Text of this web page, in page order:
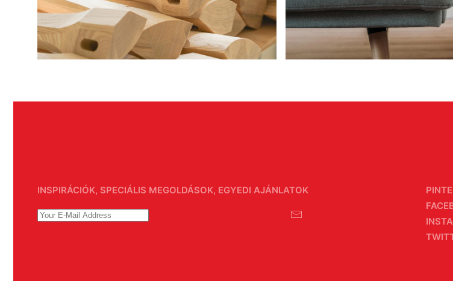
INSPIRÁCIÓK, SPECIÁLIS MEGOLDÁSOK, EGYEDI AJÁNLATOK